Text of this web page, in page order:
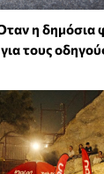
η δημόσια
τους